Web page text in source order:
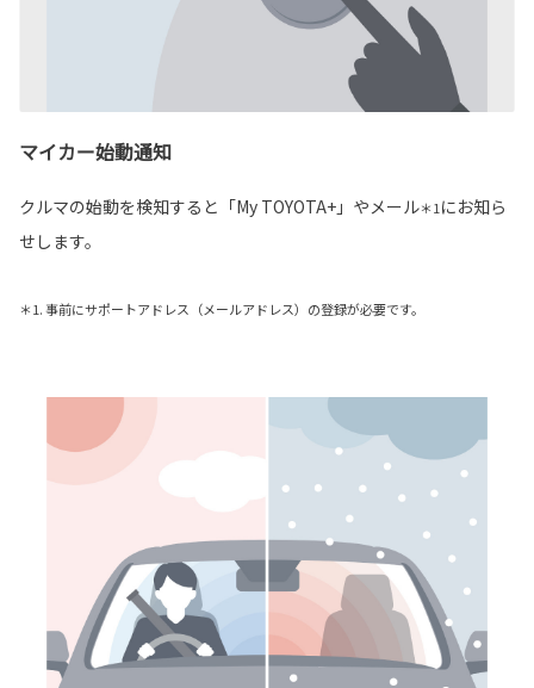
マイカー始動通知
クルマの始動を検知すると「My TOYOTA+」やメール＊1にお知ら
せします。
＊1. 事前にサポートアドレス（メールアドレス）の登録が必要です。